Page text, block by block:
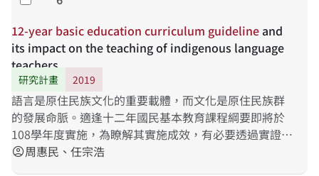
12-year basiceducation curriculum guideline and
its impact on the teaching of indigenous language
teachers
研究計畫 2019
語言是原住民族文化的重要載體，而文化是原住民族群
的發展命脈。適逢十二年國民基本教育課程綱要即將於
108學年度實施，為瞭解其實施成效，有必要透過實證研
究進行分析與討論。本研究主要目的在探討十二年課綱
account_circle周惠民、任宗浩